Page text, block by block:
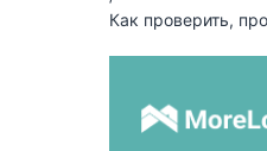
Как проверить,